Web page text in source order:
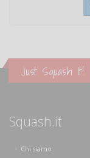
Just Squash It!
Squash.it
Chi siamo